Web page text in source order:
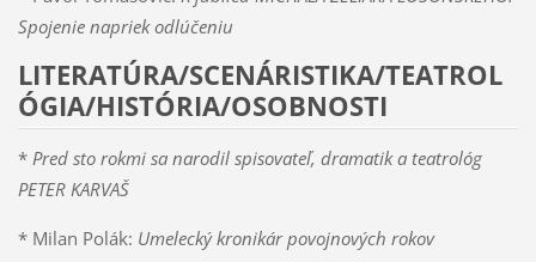
Spojenie napriek odlúčeniu
LITERATÚRA/SCENÁRISTIKA/TEATROL
ÓGIA/HISTÓRIA/OSOBNOSTI
* Pred sto rokmi sa narodil spisovateľ, dramatik a teatrológ
PETER KARVAŠ
* Milan Polák: Umelecký kronikár povojnových rokov